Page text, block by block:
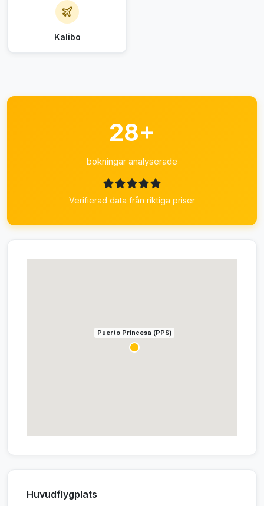
Kalibo
28+
bokningar analyserade
Verifierad data från riktiga priser
Puerto Princesa (PPS)
Huvudflygplats